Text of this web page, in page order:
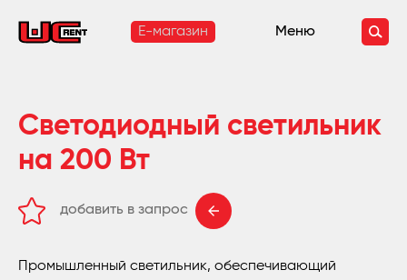
E-магазин Меню
Светодиодный светильник
на 200 Вт
добавить в запрос
Промышленный светильник, обеспечивающий